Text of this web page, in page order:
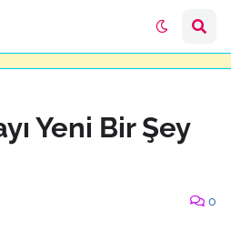
Yeni Bir Şey
0